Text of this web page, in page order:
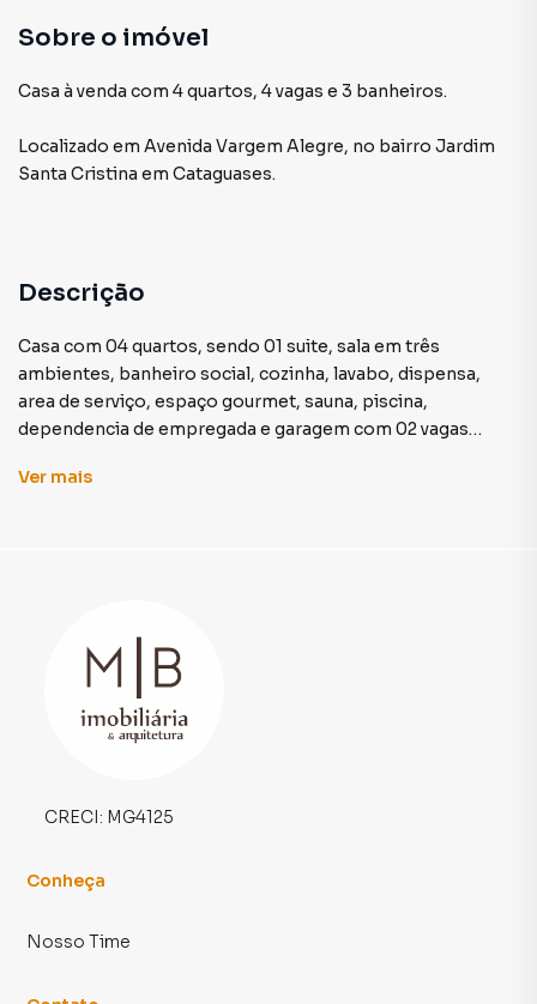
Sobre o imóvel
Casa à venda com 4 quartos, 4 vagas e 3 banheiros.
Localizado em Avenida Vargem Alegre, no bairro Jardim
Santa Cristina em Cataguases.
Descrição
Casa com 04 quartos, sendo 01 suite, sala em três
ambientes, banheiro social, cozinha, lavabo, dispensa,
area de serviço, espaço gourmet, sauna, piscina,
dependencia de empregada e garagem com 02 vagas
A M | B imobiliária & arquitetura tem mais opções de
apartamentos, casas residenciais e comerciais, sobrados,
terrenos, lojas e barracões para venda ou locação, além de
de CATAGUASES. Aqui você encontra milhares de ofertas
de vida.
segurança e tranquilidade. Na M | B imobiliária &
Ver mais
CRECI: MG4125
Conheça
Nosso Time